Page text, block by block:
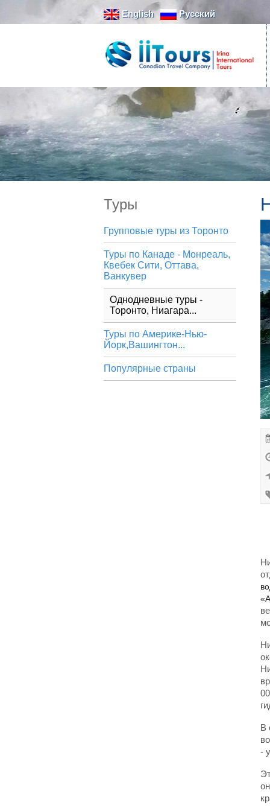
English Русский
Туры
Групповые туры из Торонто
Туры по Канаде - Монреаль,
Квебек Сити, Оттава,
Ванкувер
Однодневные туры -
Торонто, Ниагара...
Туры по Америке-Нью-
Йорк,Вашингтон...
Популярные страны
В
-